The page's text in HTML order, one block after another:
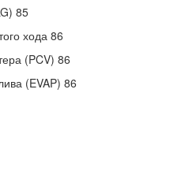
85
хода 86
(PCV) 86
(EVAP) 86